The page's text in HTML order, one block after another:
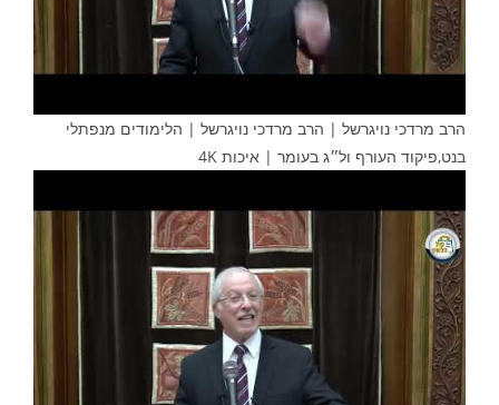
הרב מרדכי נויגרשל | הרב מרדכי נויגרשל | הלימודים מנפתלי
בנט,פיקוד העורף ול״ג בעומר | איכות 4K